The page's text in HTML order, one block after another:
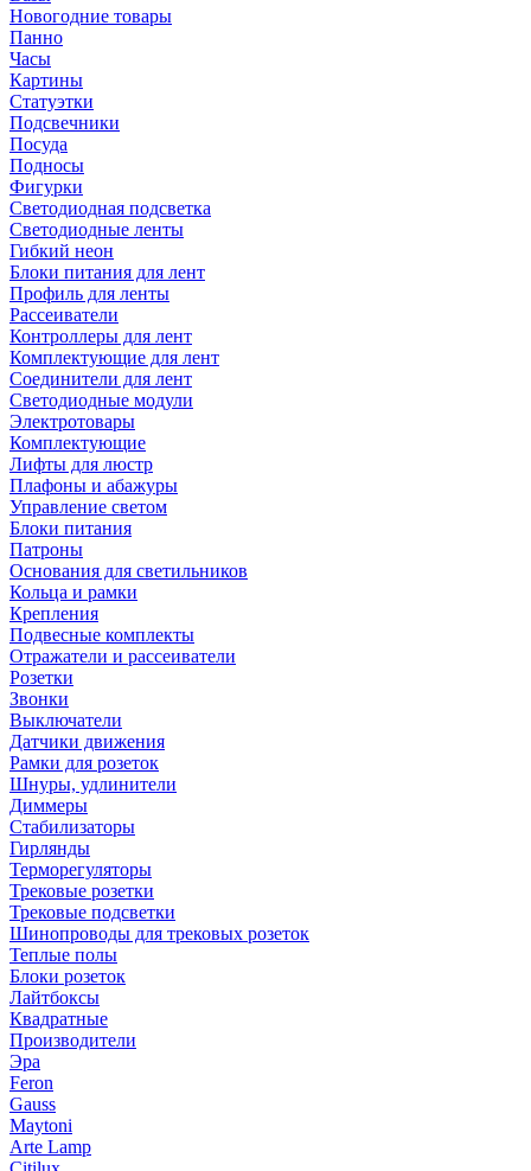
Новогодние товары
Панно
Часы
Картины
Статуэтки
Подсвечники
Посуда
Подносы
Фигурки
Светодиодная подсветка
Светодиодные ленты
Гибкий неон
Блоки питания для лент
Профиль для ленты
Рассеиватели
Контроллеры для лент
Комплектующие для лент
Соединители для лент
Светодиодные модули
Электротовары
Комплектующие
Лифты для люстр
Плафоны и абажуры
Управление светом
Блоки питания
Патроны
Основания для светильников
Кольца и рамки
Крепления
Подвесные комплекты
Отражатели и рассеиватели
Розетки
Звонки
Выключатели
Датчики движения
Рамки для розеток
Шнуры, удлинители
Диммеры
Стабилизаторы
Гирлянды
Терморегуляторы
Трековые розетки
Трековые подсветки
Шинопроводы для трековых розеток
Теплые полы
Блоки розеток
Лайтбоксы
Квадратные
Производители
Эра
Feron
Gauss
Maytoni
Arte Lamp